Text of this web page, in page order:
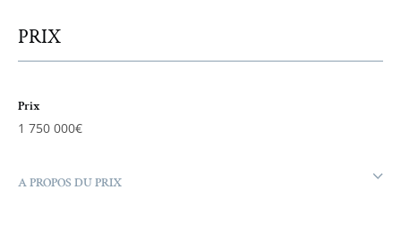
PRIX
Prix
1 750 000€
A PROPOS DU PRIX